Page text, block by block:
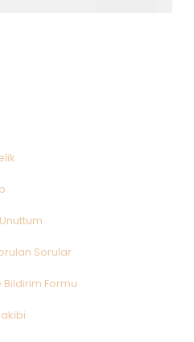
Sorular
Formu